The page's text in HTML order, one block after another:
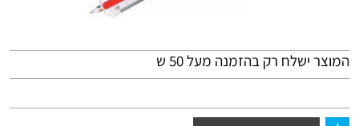
המוצר ישלח רק בהזמנה מעל 50 ש